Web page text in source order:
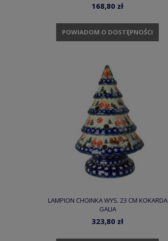
168,80 zł
POWIADOM O DOSTĘPNOŚCI
LAMPION CHOINKA WYS. 23 CM KOKARDA
GALIA
323,80 zł